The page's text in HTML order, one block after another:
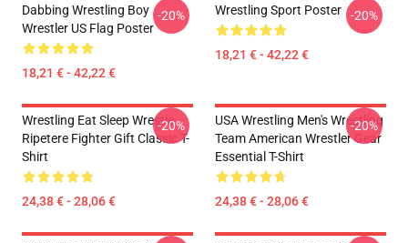
Dabbing Wrestling Boy
Wrestler US Flag Poster
18,21 € - 42,22 €
-20% Wrestling Sport Poster
18,21 € - 42,22 €
-20%
Wrestling Eat Sleep Wrestle
Ripetere Fighter Gift Classic T-
Shirt
24,38 € - 28,06 €
-20%
USA Wrestling Men's Wrestling
Team American Wrestler Gear
Essential T-Shirt
24,38 € - 28,06 €
-20%